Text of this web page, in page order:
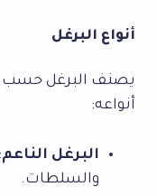
أنواع البرغل
يصنف البرغل حسب
أنواعه:
البرغل الناعم
والسلطات.